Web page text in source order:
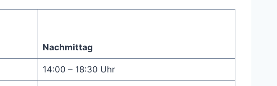
Nachmittag
14:00 – 18:30 Uhr